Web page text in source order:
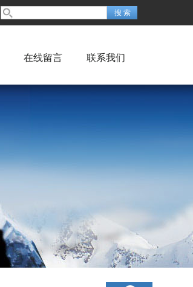
在线留言 联系我们